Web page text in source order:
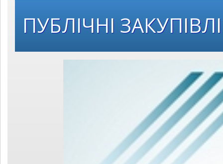
ПУБЛІЧНІ ЗАКУПІВЛІ